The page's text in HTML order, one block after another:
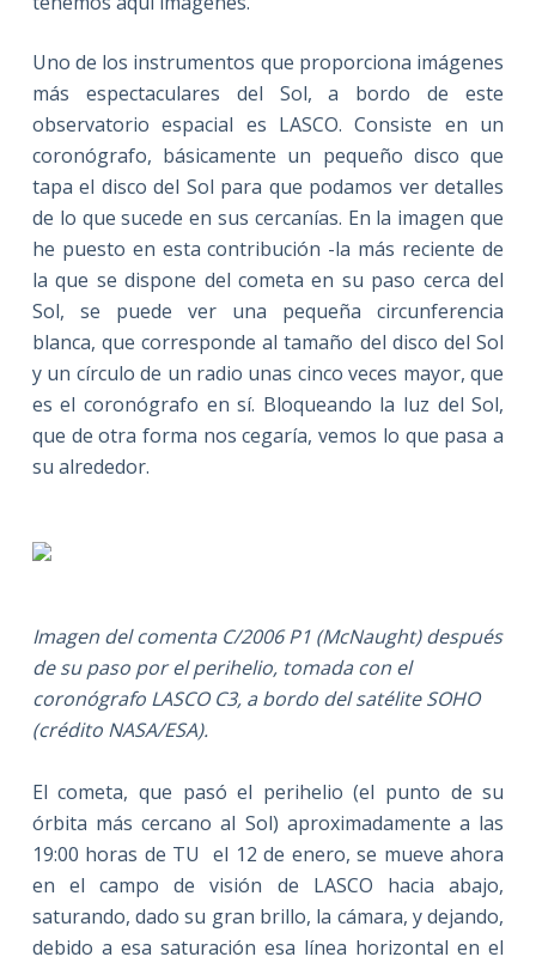
Uno de los instrumentos que proporciona imágenes
más espectaculares del Sol, a bordo de este
observatorio espacial es LASCO. Consiste en un
coronógrafo, básicamente un pequeño disco que
tapa el disco del Sol para que podamos ver detalles
de lo que sucede en sus cercanías. En la imagen que
he puesto en esta contribución -la más reciente de
la que se dispone del cometa en su paso cerca del
Sol, se puede ver una pequeña circunferencia
blanca, que corresponde al tamaño del disco del Sol
y un círculo de un radio unas cinco veces mayor, que
es el coronógrafo en sí. Bloqueando la luz del Sol,
que de otra forma nos cegaría, vemos lo que pasa a
su alrededor.
Imagen del comenta C/2006 P1 (McNaught) después
de su paso por el perihelio, tomada con el
coronógrafo LASCO C3, a bordo del satélite SOHO
(crédito NASA/ESA).
El cometa, que pasó el perihelio (el punto de su
órbita más cercano al Sol) aproximadamente a las
19:00 horas de TU el 12 de enero, se mueve ahora
en el campo de visión de LASCO hacia abajo,
saturando, dado su gran brillo, la cámara, y dejando,
debido a esa saturación esa línea horizontal en el